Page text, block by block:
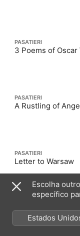
PASATIERI
3 Poems of Oscar
PASATIERI
A Rustling of
PASATIERI
Letter to Warsaw
Escolha
específico
Estados
(Português